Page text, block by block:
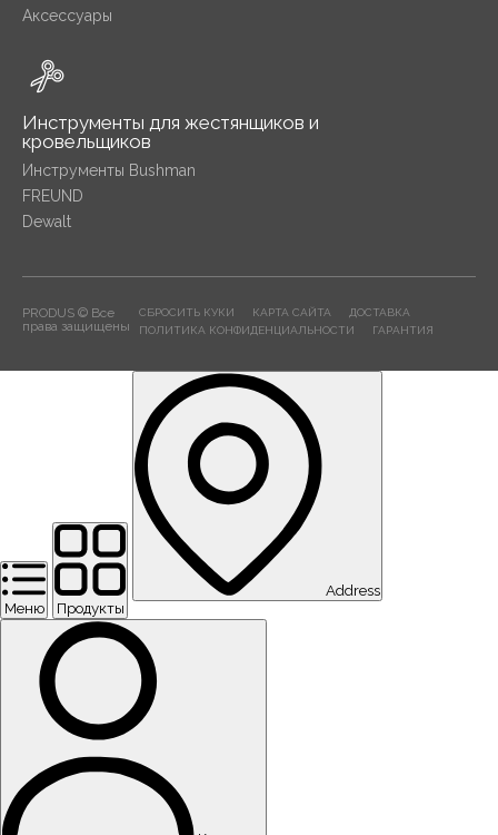
Аксессуары
Инструменты для жестянщиков и
кровельщиков
Инструменты Bushman
FREUND
Dewalt
PRODUS © Все
права защищены
СБРОСИТЬ КУКИ КАРТА САЙТА
ДОСТАВКА
ПОЛИТИКА КОНФИДЕНЦИАЛЬНОСТИ
ГАРАНТИЯ
Меню Продукты
Address